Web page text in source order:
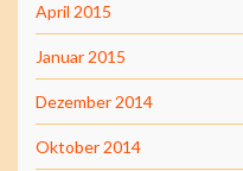
April 2015
Januar 2015
Dezember 2014
Oktober 2014